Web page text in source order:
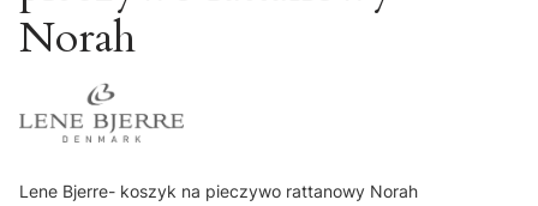
Norah
Lene Bjerre- koszyk na pieczywo rattanowy Norah